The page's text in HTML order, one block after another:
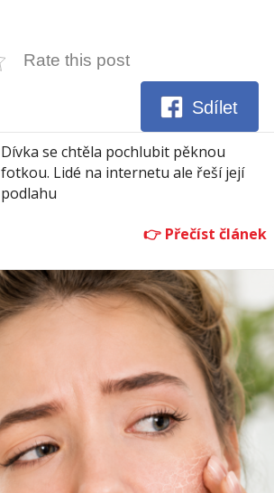
Rate this post
Sdílet
Dívka se chtěla pochlubit pěknou
fotkou. Lidé na internetu ale řeší její
podlahu